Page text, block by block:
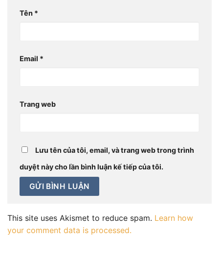
Tên *
Email *
Trang web
Lưu tên của tôi, email, và trang web trong trình
duyệt này cho lần bình luận kế tiếp của tôi.
This site uses Akismet to reduce spam. Learn how
your comment data is processed.